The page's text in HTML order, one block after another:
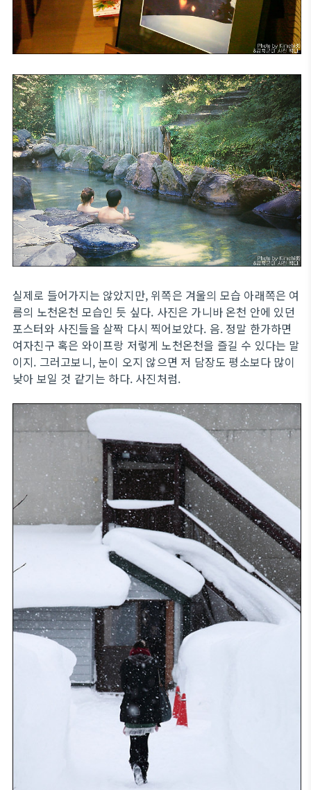
실제로 들어가지는 않았지만, 위쪽은 겨울의 모습 아래쪽은 여
름의 노천온천 모습인 듯 싶다. 사진은 가니바 온천 안에 있던
포스터와 사진들을 살짝 다시 찍어보았다. 음. 정말 한가하면
여자친구 혹은 와이프랑 저렇게 노천온천을 즐길 수 있다는 말
이지. 그러고보니, 눈이 오지 않으면 저 담장도 평소보다 많이
낮아 보일 것 같기는 하다. 사진처럼.